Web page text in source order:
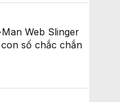
Web Slinger
số chắc chắn